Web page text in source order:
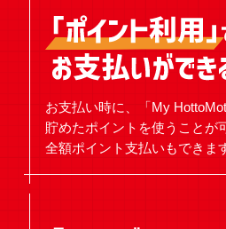
お支払い時に、「My
貯めたポイントを使うことが
全額ポイント支払いもできま